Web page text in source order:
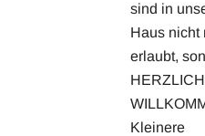
sind in
Haus nicht
erlaubt,
HERZLICH
Kleinere